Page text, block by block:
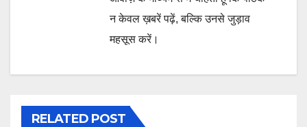
न केवल ख़बरें पढ़ें, बल्कि उनसे जुड़ाव
महसूस करें।
RELATED POST